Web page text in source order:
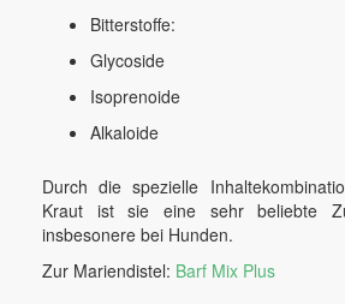
Bitterstoffe:
Glycoside
Isoprenoide
Alkaloide
Durch die spezielle
Kraut ist sie eine sehr beliebte
insbesonere bei Hunden.
Zur Mariendistel: Barf Mix Plus